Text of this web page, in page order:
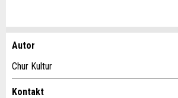
Anzeige beanstanden
Ihr Feedback wird sehr geschätzt!
Anzeige weiterempfehlen
Empfehlen Sie diese Anzeige an
Autor
Chur Kultur
Kontakt